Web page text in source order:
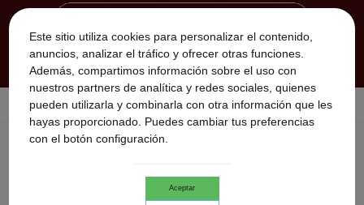
Este sitio utiliza cookies para personalizar el contenido,
anuncios, analizar el tráfico y ofrecer otras funciones.
Además, compartimos información sobre el uso con
nuestros partners de analítica y redes sociales, quienes
pueden utilizarla y combinarla con otra información que les
hayas proporcionado. Puedes cambiar tus preferencias
con el botón configuración.
Aceptar
Inicio > FLAUTA ARABICA ALHAMBRA